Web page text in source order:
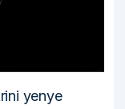
yenye